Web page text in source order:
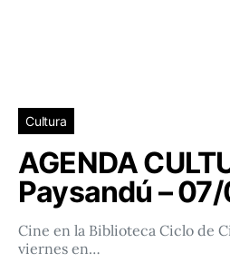
Cultura
AGENDA
Paysandú –
Cine en la Biblioteca Ciclo de
viernes en…